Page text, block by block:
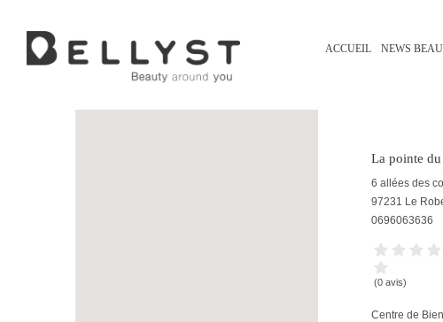
ACCUEIL NEWS
La pointe
6 allées des
97231 Le
0696063636
(0 avis)
Centre de